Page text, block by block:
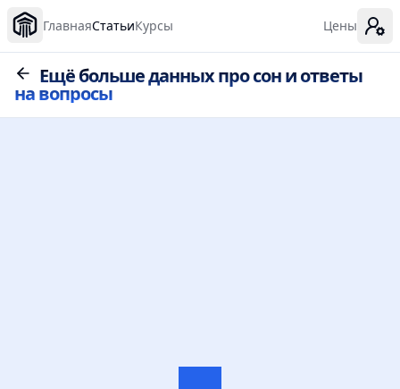
ГлавнаяСтатьиКурсы Цены
Ещё больше данных про сон и ответы
на вопросы